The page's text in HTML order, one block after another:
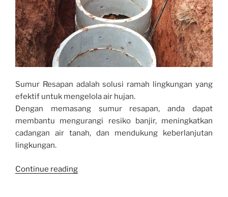
Sumur Resapan adalah solusi ramah lingkungan yang
efektif untuk mengelola air hujan.
Dengan memasang sumur resapan, anda dapat
membantu mengurangi resiko banjir, meningkatkan
cadangan air tanah, dan mendukung keberlanjutan
lingkungan.
Continue reading“Metoda